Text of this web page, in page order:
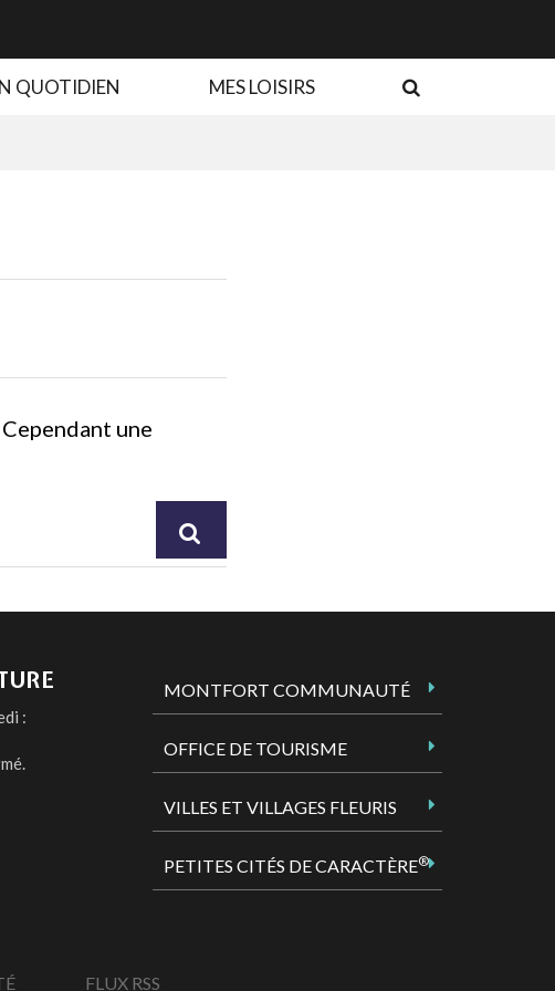
QUOTIDIEN MES LOISIRS
une
:
MONTFORT COMMUNAUTÉ
OFFICE DE TOURISME
VILLES ET VILLAGES FLEURIS
PETITES CITÉS DE CARACTÈRE®
FLUX RSS